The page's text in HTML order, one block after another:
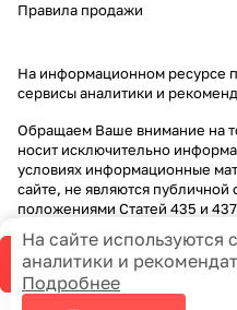
В
Правила продажи
На информационном ресурсе
сервисы аналитики и
Обращаем Ваше внимание на
носит исключительно
условиях информационные
сайте, не являются
положениями Статей 435 и
На сайте
аналитики и
Подробнее